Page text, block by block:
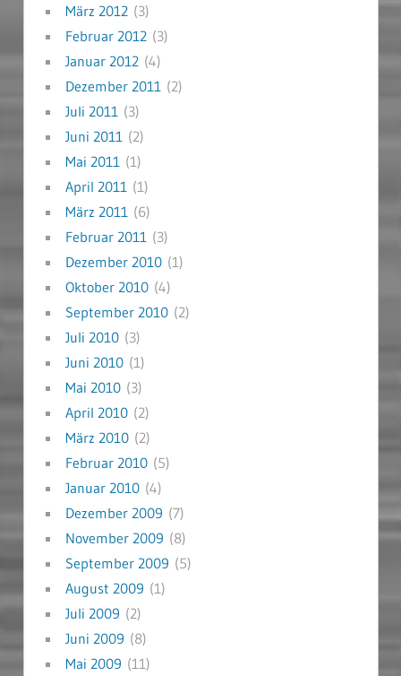
März 2012(3)
Februar 2012(3)
Januar 2012(4)
Dezember 2011 (2)
Juli 2011 (3)
Juni 2011 (2)
Mai 2011 (1)
April 2011 (1)
März 2011 (6)
Februar 2011 (3)
Dezember 2010(1)
Oktober 2010(4)
September 2010(2)
Juli 2010(3)
Juni 2010(1)
Mai 2010(3)
April 2010(2)
März 2010(2)
Februar 2010(5)
Januar 2010(4)
Dezember 2009 (7)
November 2009 (8)
September 2009 (5)
August 2009 (1)
Juli 2009 (2)
Juni 2009 (8)
Mai 2009 (11)